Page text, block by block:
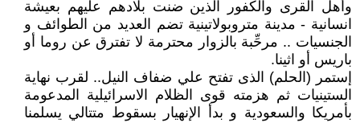
وأهل القرى والكفور الذين ضنت بلادهم عليهم بعيشة
انسانية - مدينة متروبولاتينية تضم العديد من الطوائف و
الجنسيات .. مرحِّبة بالزوار محترمة لا تفترق عن روما أو
باريس أو اثينا.
إستمر (الحلم) الذى تفتح علي ضفاف النيل.. لقرب نهاية
الستينيات ثم هزمته قوى الظلام الاسرائيلية المدعومة
بأمريكا والسعودية و بدأ الإنهيار بسقوط متتالي يسلمنا